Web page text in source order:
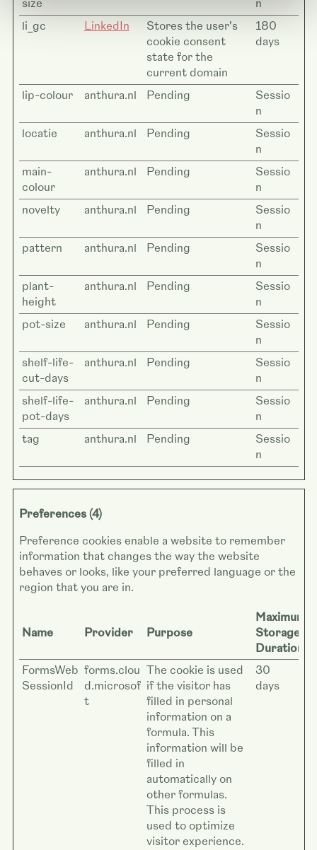
size
n
li_gc
LinkedIn
Stores the user's
cookie consent
state for the
current domain
180
days
lip-colour anthura.nl Pending
Sessio
n
locatie
anthura.nl Pending
Sessio
n
main-
colour
anthura.nl Pending
Sessio
n
novelty
anthura.nl Pending
Sessio
n
pattern
anthura.nl Pending
Sessio
n
plant-
height
anthura.nl Pending
Sessio
n
pot-size
anthura.nl Pending
Sessio
n
shelf-life-
cut-days
anthura.nl Pending
Sessio
n
shelf-life-
pot-days
anthura.nl Pending
Sessio
n
tag
anthura.nl Pending
Sessio
n
Preferences (4)
Preference cookies enable a website to remember
information that changes the way the website
behaves or looks, like your preferred language or the
region that you are in.
Name Provider Purpose
Maximum
Storage
Duration
FormsWeb
SessionId
forms.clou
d.microsof
t
The cookie is used
if the visitor has
filled in personal
information on a
formula. This
information will be
filled in
automatically on
other formulas.
This process is
used to optimize
visitor experience.
30
days